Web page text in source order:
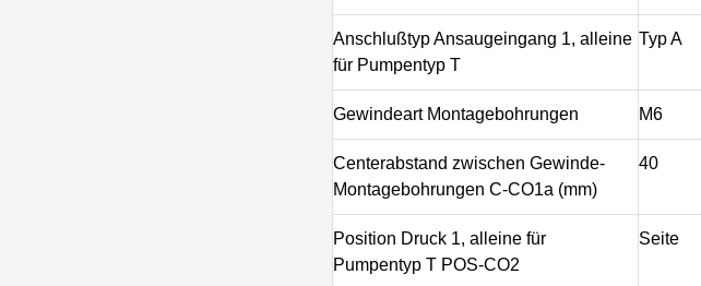
Anschlußtyp Ansaugeingang 1, alleine
für Pumpentyp T
Typ A
Gewindeart Montagebohrungen M6
Centerabstand zwischen Gewinde-
Montagebohrungen C-CO1a (mm)
40
Position Druck 1, alleine für
Pumpentyp T POS-CO2
Seite